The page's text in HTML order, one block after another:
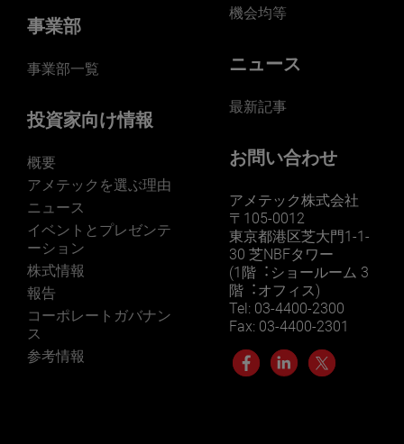
事業部
事業部一覧
投資家向け情報
概要
アメテックを選ぶ理由
ニュース
イベントとプレゼンテ
ーション
株式情報
報告
コーポレートガバナン
ス
参考情報
機会均等
ニュース
最新記事
お問い合わせ
アメテック株式会社
〒105-0012
東京都港区芝大門1-1-
30 芝NBFタワー
(1階︓ショールーム 3
階︓オフィス)
Tel: 03-4400-2300
Fax: 03-4400-2301